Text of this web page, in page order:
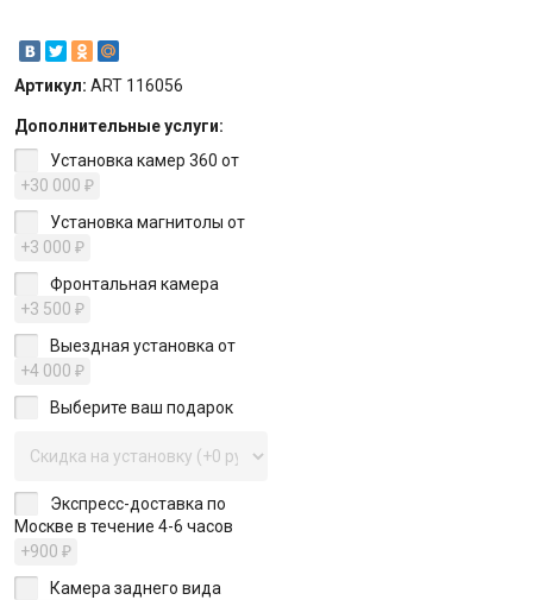
Артикул: ART 116056
Дополнительные услуги:
Установка камер 360 от
+30 000 ₽
Установка магнитолы от
+3 000 ₽
Фронтальная камера
+3 500 ₽
Выездная установка от
+4 000 ₽
Выберите ваш подарок
Экспресс-доставка по
Москве в течение 4-6 часов
+900 ₽
Камера заднего вида